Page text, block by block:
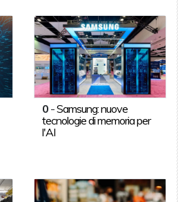
0 -Samsung: nuove
tecnologie di memoria per
l'AI